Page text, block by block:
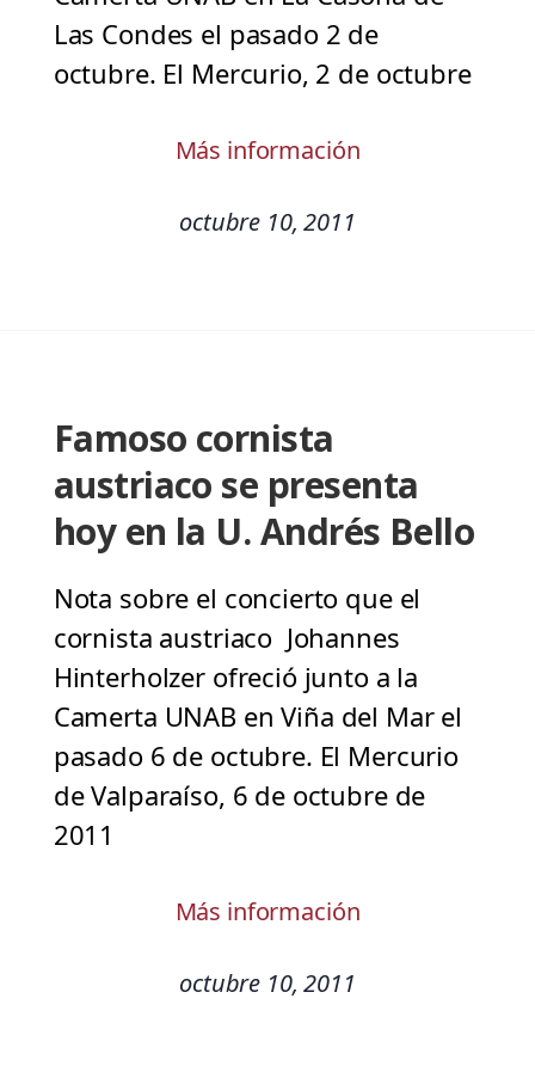
Las Condes el pasado 2 de
octubre. El Mercurio, 2 de octubre
Más información
octubre 10, 2011
Famoso cornista
austriaco se presenta
hoy en la U. Andrés Bello
Nota sobre el concierto que el
cornista austriaco Johannes
Hinterholzer ofreció junto a la
Camerta UNAB en Viña del Mar el
pasado 6 de octubre. El Mercurio
de Valparaíso, 6 de octubre de
2011
Más información
octubre 10, 2011